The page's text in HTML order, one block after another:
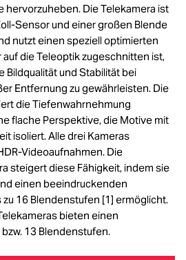
hervorzuheben. Die Telekamera ist
Sensor und einer großen Blende
nutzt einen speziell optimierten
die Teleoptik zugeschnitten ist,
Bildqualität und Stabilität bei
Entfernung zu gewährleisten. Die
die Tiefenwahrnehmung
flache Perspektive, die Motive mit
isoliert. Alle drei Kameras
Videoaufnahmen. Die
steigert diese Fähigkeit, indem sie
einen beeindruckenden
16 Blendenstufen [1] ermöglicht.
bieten einen
13 Blendenstufen.